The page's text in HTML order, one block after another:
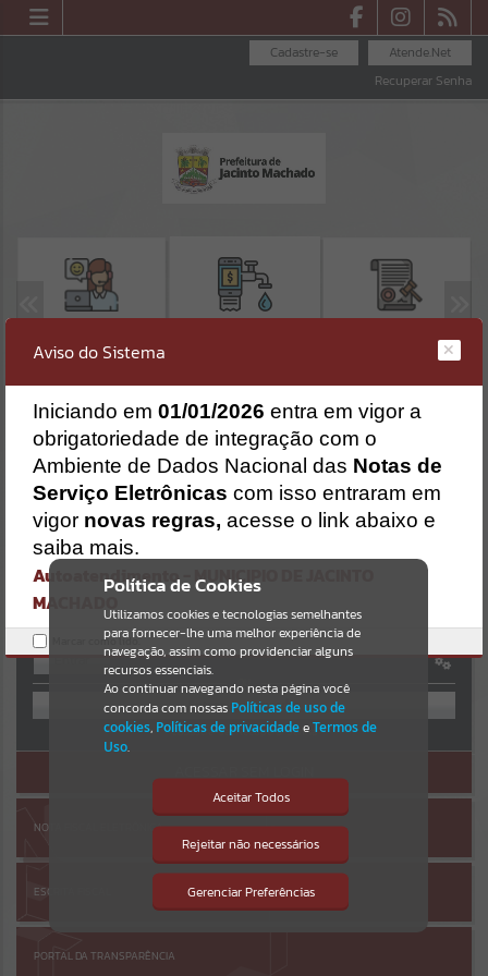
Atende.Net
Cadastre-se
Recuperar Senha
OUVIDORIA
Resultados para""
Portais
Por favor, aguarde...
NOTÍCIAS
Por favor, aguarde...
Por favor, aguarde...
AUTOATENDIMENTO
OU
Cadastre-se |Recuperar Senha
NOTA FISCAL ELETRÔNICA
ESCRITA FISCAL
PORTAL DA TRANSPARÊNCIA
Política de Cookies
Utilizamos cookies e tecnologias semelhantes
para fornecer-lhe uma melhor experiência de
navegação, assim como providenciar alguns
recursos essenciais.
Ao continuar navegando nesta página você
concorda com nossas Políticas de uso de
cookies, Políticas de privacidadeeTermos de
Uso.
Aceitar Todos
Rejeitar não necessários
Gerenciar Preferências
Isto significa que diversos recursos
providenciados poderão não estar
Aviso do Sistema
Iniciando em 01/01/2026 entra em vigor a
obrigatoriedade de integração com o
Ambiente de Dados Nacional das Notas de
Serviço Eletrônicas com isso entraram em
vigor novas regras, acesse o link abaixo e
saiba mais.
Autoatendimento - MUNICIPIO DE JACINTO
MACHADO
Marcar como lido.
SISTEMA
Gerenciamento do Sistema
CÓDIGO DA MENSAGEM:EST-000040
Ocorreu um erro de script:
Uncaught SyntaxError: Unexpected token '('
https://jacintomachado.atende.net/cidadao/pagina/static/bundle/w
po_index_2_base_l2_portal_editores_sync_8561ff93b515c0349ff614
bbf6749b96.js?v=080a47ac:47
Verificar Mais Detalhes